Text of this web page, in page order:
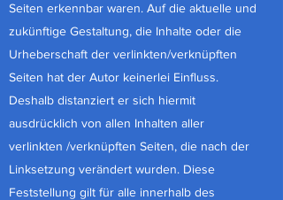
Seiten erkennbar waren. Auf die aktuelle und
zukünftige Gestaltung, die Inhalte oder die
Urheberschaft der verlinkten/verknüpften
Seiten hat der Autor keinerlei Einfluss.
Deshalb distanziert er sich hiermit
ausdrücklich von allen Inhalten aller
verlinkten /verknüpften Seiten, die nach der
Linksetzung verändert wurden. Diese
Feststellung gilt für alle innerhalb des